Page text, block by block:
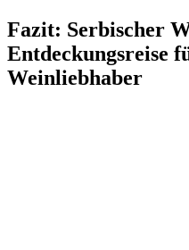
Fazit: Serbischer
Entdeckungsreise
Weinliebhaber